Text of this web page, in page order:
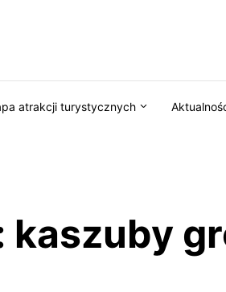
atrakcji turystycznych
kaszuby